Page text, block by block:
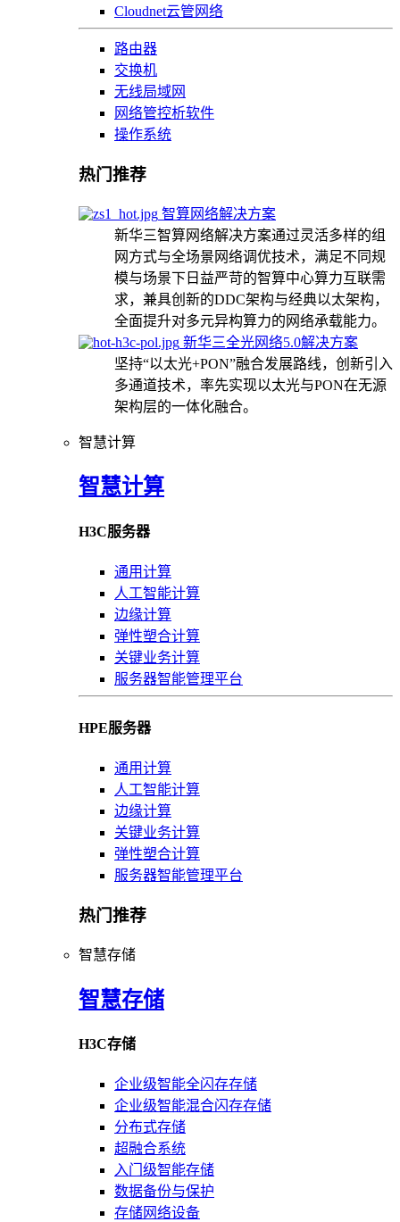
Cloudnet云管网络
路由器
交换机
无线局域网
网络管控析软件
操作系统
热门推荐
智算网络解决方案
新华三智算网络解决方案通过灵活多样的组
网方式与全场景网络调优技术，满足不同规
模与场景下日益严苛的智算中心算力互联需
求，兼具创新的DDC架构与经典以太架构，
全面提升对多元异构算力的网络承载能力。
新华三全光网络5.0解决方案
坚持“以太光+PON”融合发展路线，创新引入
多通道技术，率先实现以太光与PON在无源
架构层的一体化融合。
智慧计算
智慧计算
H3C服务器
通用计算
人工智能计算
边缘计算
弹性塑合计算
关键业务计算
服务器智能管理平台
HPE服务器
通用计算
人工智能计算
边缘计算
关键业务计算
弹性塑合计算
服务器智能管理平台
热门推荐
智慧存储
智慧存储
H3C存储
企业级智能全闪存存储
企业级智能混合闪存存储
分布式存储
超融合系统
入门级智能存储
数据备份与保护
存储网络设备